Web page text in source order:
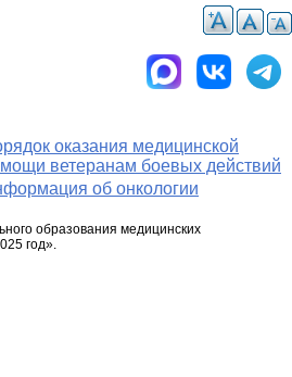
оказания медицинской
ветеранам боевых действий
об онкологии
образования медицинских
год».